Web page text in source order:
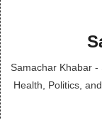
Samachar Khabar -
Health, Politics,